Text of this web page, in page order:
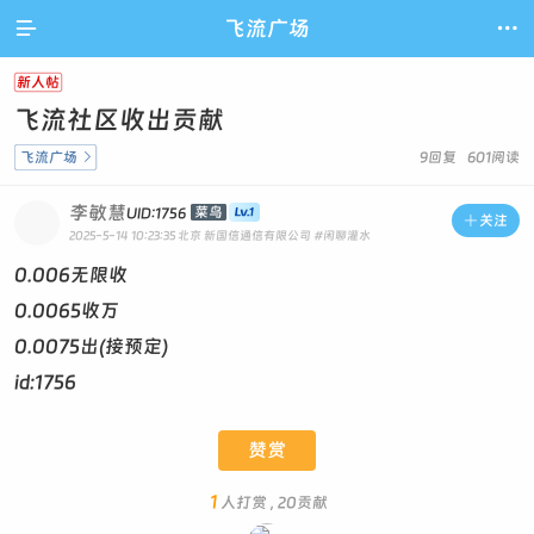
 飞流广场 
新人帖
飞流社区收出贡献
9回复 601阅读
飞流广场 
 关注
李敏慧UID:1756 菜鸟
2025-5-14 10:23:35 北京 新国信通信有限公司 #闲聊灌水
0.006无限收
0.0065收万
0.0075出(接预定)
id:1756
赞赏
1 人打赏 , 20贡献